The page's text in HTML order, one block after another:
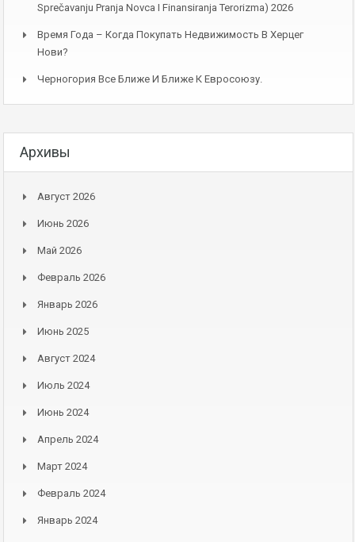
Sprečavanju Pranja Novca I Finansiranja Terorizma) 2026
Время Года – Когда Покупать Недвижимость В Херцег
Нови?
Черногория Все Ближе И Ближе К Евросоюзу.
Архивы
Август 2026
Июнь 2026
Май 2026
Февраль 2026
Январь 2026
Июнь 2025
Август 2024
Июль 2024
Июнь 2024
Апрель 2024
Март 2024
Февраль 2024
Январь 2024